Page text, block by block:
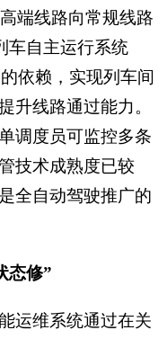
端线路向常规线路
车自主运行系统
依赖，实现列车间
升线路通过能力。
调度员可监控多条
技术成熟度已较
全自动驾驶推广的
态修”
运维系统通过在关